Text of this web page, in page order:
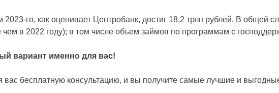
го, как оценивает Центробанк, достиг 18,2 трлн рублей. В общей
в 2022 году); в том числе объем займов по программам с
вариант именно для вас!
бесплатную консультацию, и вы получите самые лучшие и